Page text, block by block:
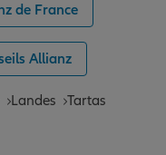
de France
Allianz
Landes
Tartas